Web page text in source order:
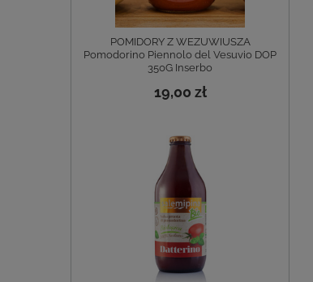
POMIDORY Z WEZUWIUSZA
Pomodorino Piennolo del Vesuvio DOP
350G Inserbo
19,00 zł